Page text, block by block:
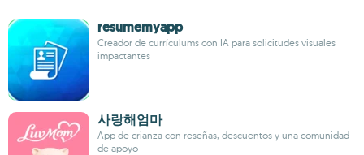
resumemyapp
Creador de currículums con IA para solicitudes visuales
impactantes
사랑해엄마
App de crianza con reseñas, descuentos y una comunidad
de apoyo